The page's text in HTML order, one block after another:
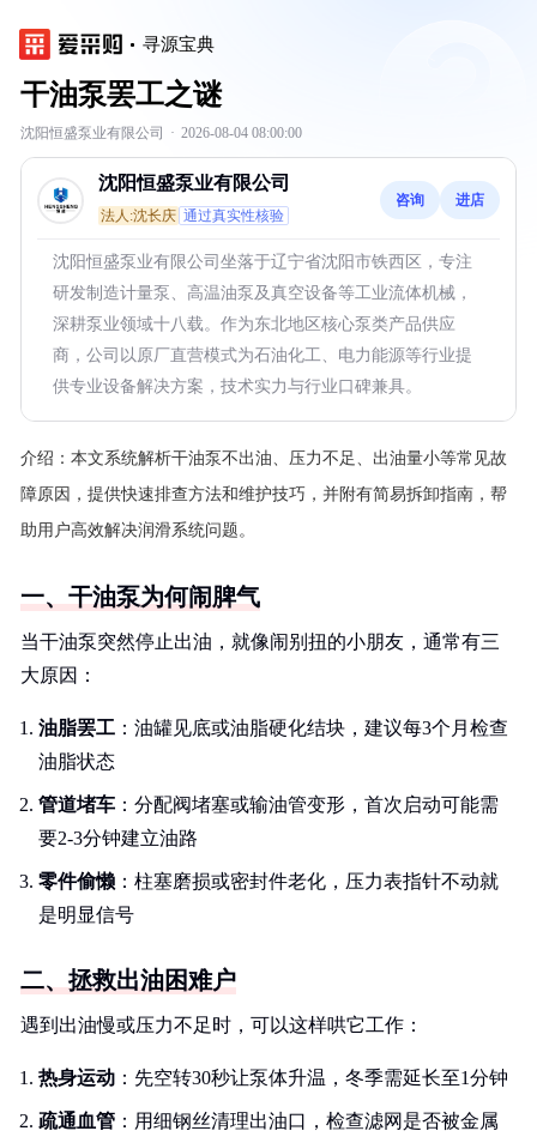
寻源宝典
干油泵罢工之谜
沈阳恒盛泵业有限公司 · 2026-08-04 08:00:00
沈阳恒盛泵业有限公司
法人:沈长庆 通过真实性核验
咨询 进店
沈阳恒盛泵业有限公司坐落于辽宁省沈阳市铁西区，专注
研发制造计量泵、高温油泵及真空设备等工业流体机械，
深耕泵业领域十八载。作为东北地区核心泵类产品供应
商，公司以原厂直营模式为石油化工、电力能源等行业提
供专业设备解决方案，技术实力与行业口碑兼具。
介绍： 本文系统解析干油泵不出油、压力不足、出油量小等常见故
障原因，提供快速排查方法和维护技巧，并附有简易拆卸指南，帮
助用户高效解决润滑系统问题。
一、干油泵为何闹脾气
当干油泵突然停止出油，就像闹别扭的小朋友，通常有三
大原因：
油脂罢工 ：油罐见底或油脂硬化结块，建议每3个月检查
油脂状态
管道堵车 ：分配阀堵塞或输油管变形，首次启动可能需
要2-3分钟建立油路
零件偷懒 ：柱塞磨损或密封件老化，压力表指针不动就
是明显信号
二、拯救出油困难户
遇到出油慢或压力不足时，可以这样哄它工作：
热身运动 ：先空转30秒让泵体升温，冬季需延长至1分钟
疏通血管 ：用细钢丝清理出油口，检查滤网是否被金属